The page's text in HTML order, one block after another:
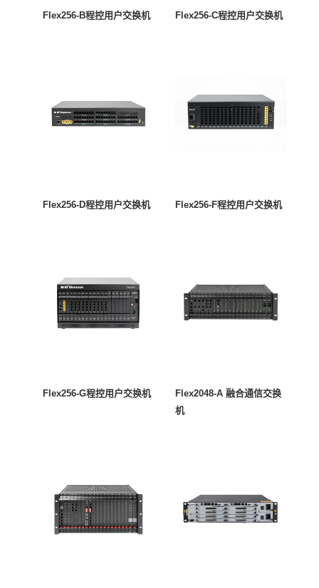
Flex256-B程控用户交换机 Flex256-C程控用户交换机
Flex256-D程控用户交换机 Flex256-F程控用户交换机
Flex256-G程控用户交换机
Flex2048-A 融合通信交换
机